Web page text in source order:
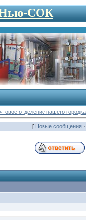
Нью-СОК
отделение нашего городка
[ Новые сообщения·